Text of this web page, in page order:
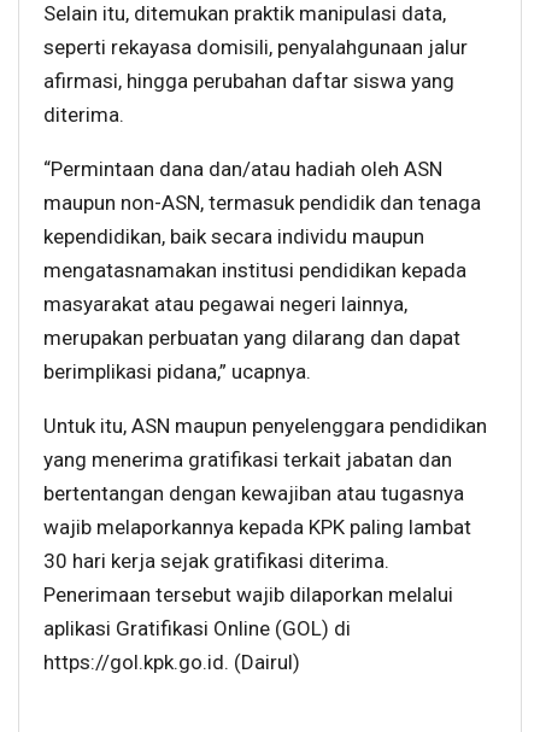
Selain itu, ditemukan praktik manipulasi data,
seperti rekayasa domisili, penyalahgunaan jalur
afirmasi, hingga perubahan daftar siswa yang
diterima.
“Permintaan dana dan/atau hadiah oleh ASN
maupun non-ASN, termasuk pendidik dan tenaga
kependidikan, baik secara individu maupun
mengatasnamakan institusi pendidikan kepada
masyarakat atau pegawai negeri lainnya,
merupakan perbuatan yang dilarang dan dapat
berimplikasi pidana,” ucapnya.
Untuk itu, ASN maupun penyelenggara pendidikan
yang menerima gratifikasi terkait jabatan dan
bertentangan dengan kewajiban atau tugasnya
wajib melaporkannya kepada KPK paling lambat
30 hari kerja sejak gratifikasi diterima.
Penerimaan tersebut wajib dilaporkan melalui
aplikasi Gratifikasi Online (GOL) di
https://gol.kpk.go.id. (Dairul)